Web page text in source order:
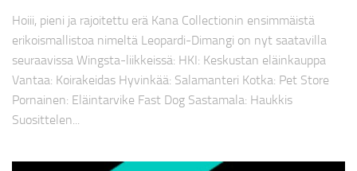
Hoiii, pieni ja rajoitettu erä Kana Collectionin ensimmäistä
erikoismallistoa nimeltä Leopardi-Dimangi on nyt saatavilla
seuraavissa Wingsta-liikkeissä: HKI: Keskustan eläinkauppa
Vantaa: Koirakeidas Hyvinkää: Salamanteri Kotka: Pet Store
Pornainen: Eläintarvike Fast Dog Sastamala: Haukkis
Suosittelen...